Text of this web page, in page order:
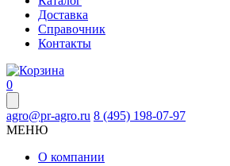
Доставка
Справочник
Контакты
0
agro@pr-agro.ru 8 (495) 198-07-97
МЕНЮ
О компании